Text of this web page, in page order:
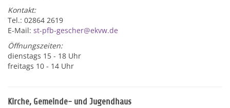
Kontakt:
Tel.: 02864 2619
E-Mail: st-pfb-gescher@ekvw.de
Öffnungszeiten:
dienstags 15 - 18 Uhr
freitags 10 - 14 Uhr
Kirche, Gemeinde- und Jugendhaus